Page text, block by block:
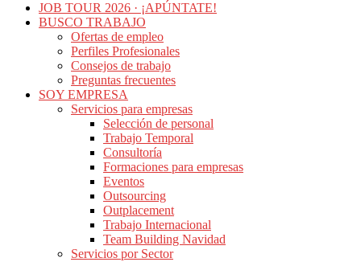
JOB TOUR 2026 · ¡APÚNTATE!
BUSCO TRABAJO
Ofertas de empleo
Perfiles Profesionales
Consejos de trabajo
Preguntas frecuentes
SOY EMPRESA
Servicios para empresas
Selección de personal
Trabajo Temporal
Consultoría
Formaciones para empresas
Eventos
Outsourcing
Outplacement
Trabajo Internacional
Team Building Navidad
Servicios por Sector